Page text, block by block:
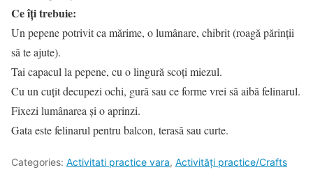
Ce îţi trebuie:
Un pepene potrivit ca mărime, o lumânare, chibrit (roagă părinţii
să te ajute).
Tai capacul la pepene, cu o lingură scoţi miezul.
Cu un cuţit decupezi ochi, gură sau ce forme vrei să aibă felinarul.
Fixezi lumânarea şi o aprinzi.
Gata este felinarul pentru balcon, terasă sau curte.
Categories: Activitati practice vara, Activități practice/Crafts